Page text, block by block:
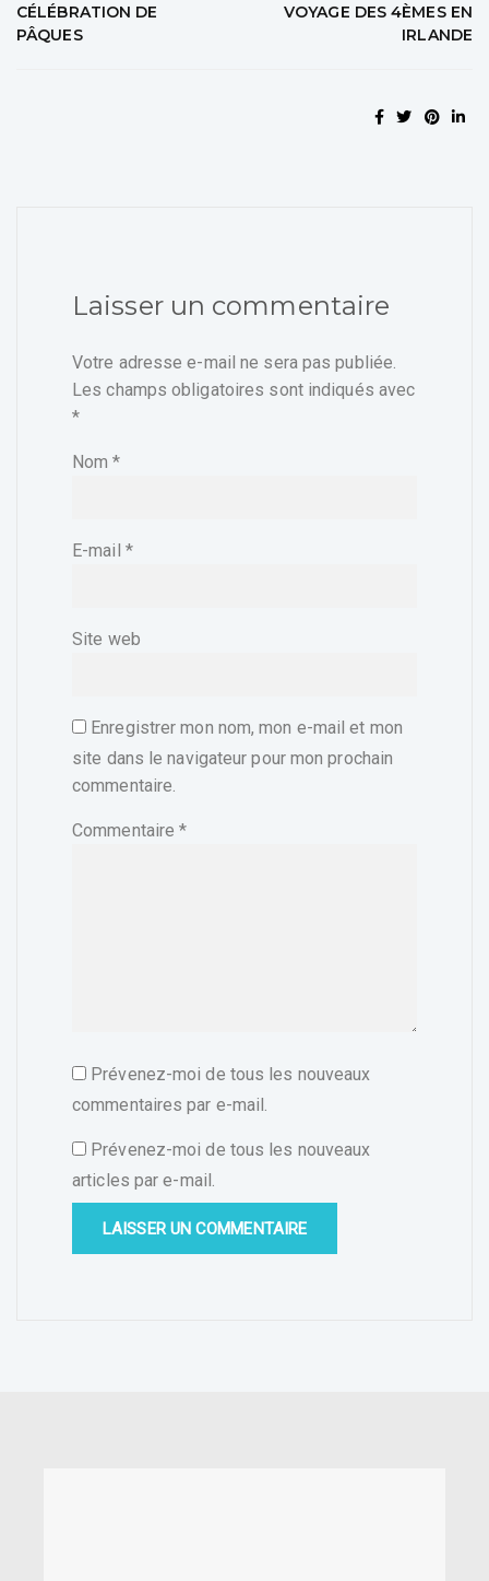
CÉLÉBRATION DE
PÂQUES
VOYAGE DES 4ÈMES EN
IRLANDE
Laisser un commentaire
Votre adresse e-mail ne sera pas publiée.
Les champs obligatoires sont indiqués avec
*
Nom*
E-mail *
Site web
Enregistrer mon nom, mon e-mail et mon
site dans le navigateur pour mon prochain
commentaire.
Commentaire*
Prévenez-moi de tous les nouveaux
commentaires par e-mail.
Prévenez-moi de tous les nouveaux
articles par e-mail.